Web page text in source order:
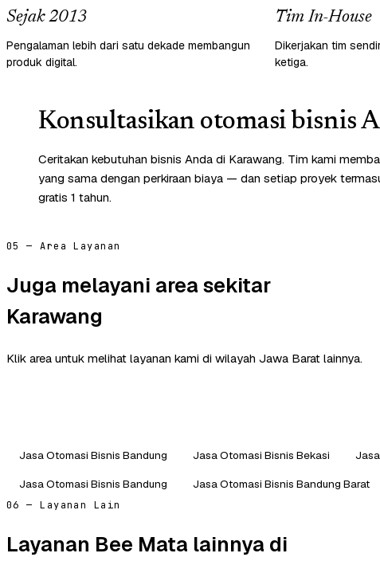
Sejak 2013
Pengalaman lebih dari satu dekade membangun
produk digital.
Tim In-House
Dikerjakan tim
ketiga.
Konsultasikan otomasi bisnis
Ceritakan kebutuhan bisnis Anda di Karawang. Tim kami
yang sama dengan perkiraan biaya — dan setiap proyek
gratis 1 tahun.
05 — Area Layanan
Juga melayani area sekitar
Karawang
Klik area untuk melihat layanan kami di wilayah Jawa Barat lainnya.
Jasa Otomasi Bisnis Bandung Jasa Otomasi Bisnis Bekasi
Jasa Otomasi Bisnis Bandung
Jasa Otomasi Bisnis Bandung Barat
06 — Layanan Lain
Layanan Bee Mata lainnya di